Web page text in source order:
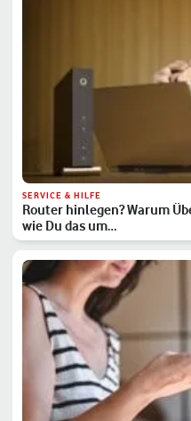
SERVICE & HILFE
Router hinlegen? Warum
wie Du das um…